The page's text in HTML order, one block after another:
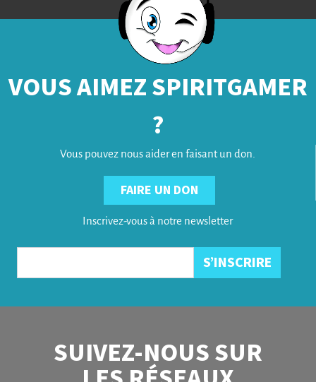
VOUS AIMEZ SPIRITGAMER
?
Vous pouvez nous aider en faisant un don.
FAIRE UN DON
Inscrivez-vous à notre newsletter
SUIVEZ-NOUS SUR